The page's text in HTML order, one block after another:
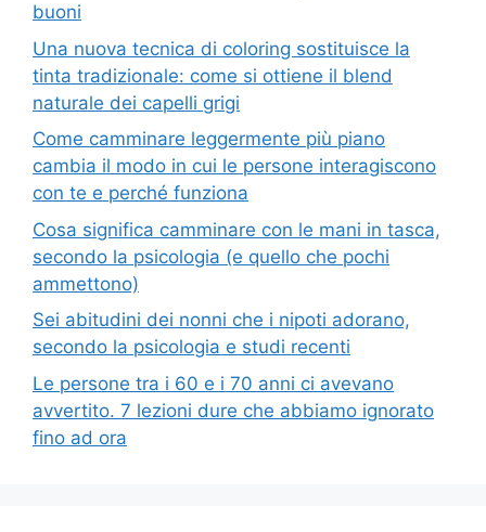
buoni
Una nuova tecnica di coloring sostituisce la
tinta tradizionale: come si ottiene il blend
naturale dei capelli grigi
Come camminare leggermente più piano
cambia il modo in cui le persone interagiscono
con te e perché funziona
Cosa significa camminare con le mani in tasca,
secondo la psicologia (e quello che pochi
ammettono)
Sei abitudini dei nonni che i nipoti adorano,
secondo la psicologia e studi recenti
Le persone tra i 60 e i 70 anni ci avevano
avvertito. 7 lezioni dure che abbiamo ignorato
fino ad ora